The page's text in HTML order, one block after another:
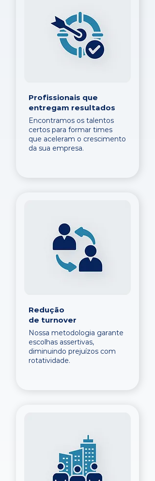
Profissionais que
entregam resultados
Encontramos os talentos
certos para formar times
que aceleram o crescimento
da sua empresa.
Redução
de turnover
Nossa metodologia garante
escolhas assertivas,
diminuindo prejuízos com
rotatividade.